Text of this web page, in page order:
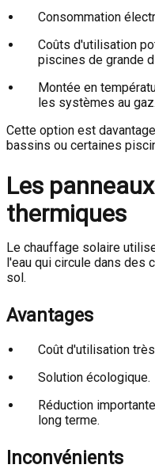
Consommation
Coûts d'utilisation
piscines de grande
Montée en
les systèmes au gaz.
Cette option est
bassins ou certaines
Les
thermiques
Le chauffage solaire
l'eau qui circule dans des
sol.
Avantages
Coût d'utilisation
Solution écologique.
Réduction
long terme.
Inconvénients